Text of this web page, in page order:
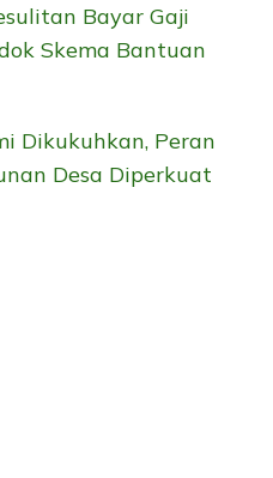
Bayar Gaji
Skema Bantuan
Dikukuhkan, Peran
Desa Diperkuat